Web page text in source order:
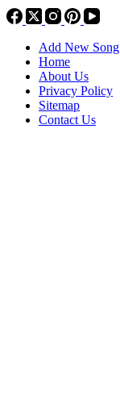
Add New Song
Home
About Us
Privacy Policy
Sitemap
Contact Us